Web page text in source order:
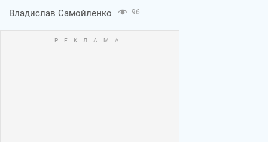
Владислав Самойленко 96